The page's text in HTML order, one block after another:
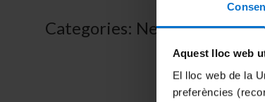
Aquest lloc web
El lloc web de la
preferències
Categories: News